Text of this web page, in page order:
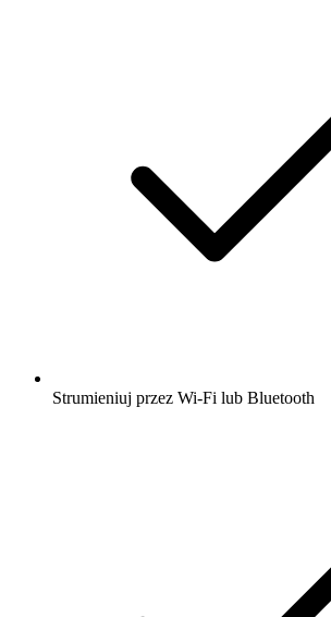
Strumieniuj przez Wi-Fi lub Bluetooth